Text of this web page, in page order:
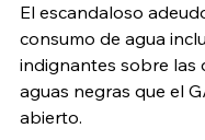
El escandaloso
consumo de agua
indignantes sobre las
aguas negras que el
abierto.